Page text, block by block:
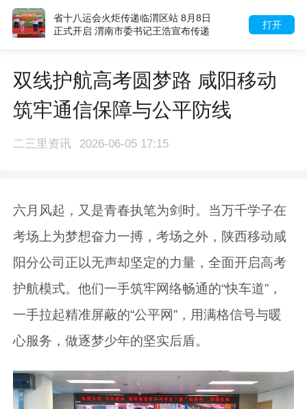
打开
省十八运会火炬传递临渭区站 8月8日
正式开启 渭南市委书记王浩宣布传递
双线护航高考圆梦路 咸阳移动
筑牢通信保障与公平防线
二三里资讯 2026-06-05 17:15
六月风起，又是青春执笔为剑时。当万千学子在
考场上为梦想奋力一搏，考场之外，陕西移动咸
阳分公司正以无声却坚定的力量，全面开启高考
护航模式。他们一手筑牢网络畅通的“快车道”，
一手拉起精准屏蔽的“公平网”，用满格信号与暖
心服务，做逐梦少年的坚实后盾。